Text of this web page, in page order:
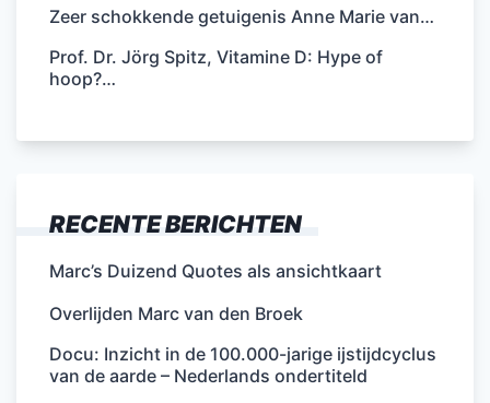
Zeer schokkende getuigenis Anne Marie van…
Prof. Dr. Jörg Spitz, Vitamine D: Hype of
hoop?…
RECENTE BERICHTEN
Marc’s Duizend Quotes als ansichtkaart
Overlijden Marc van den Broek
Docu: Inzicht in de 100.000-jarige ijstijdcyclus
van de aarde – Nederlands ondertiteld